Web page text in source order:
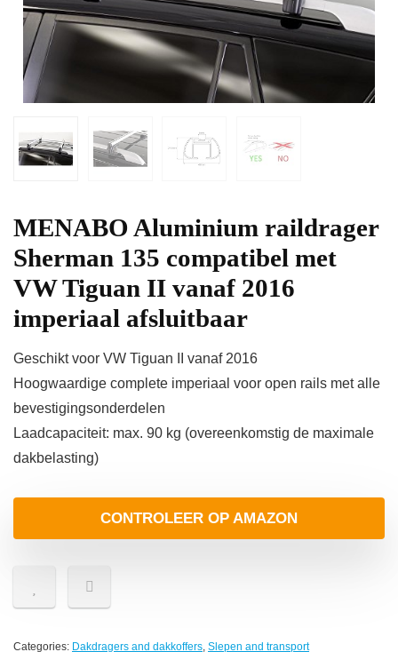
MENABO Aluminium raildrager
Sherman 135 compatibel met
VW Tiguan II vanaf 2016
imperiaal afsluitbaar
Geschikt voor VW Tiguan II vanaf 2016
Hoogwaardige complete imperiaal voor open rails met alle
bevestigingsonderdelen
Laadcapaciteit: max. 90 kg (overeenkomstig de maximale
dakbelasting)
CONTROLEER OP AMAZON
Categories: Dakdragers and dakkoffers, Slepen and transport